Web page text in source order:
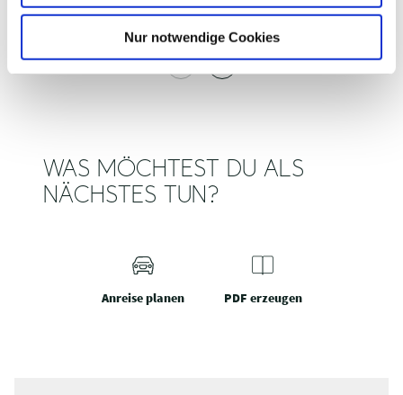
Nur notwendige Cookies
WAS MÖCHTEST DU ALS
NÄCHSTES TUN?
Anreise planen PDF erzeugen